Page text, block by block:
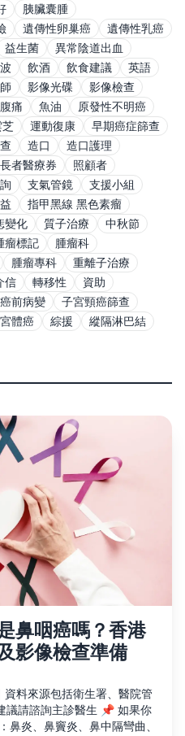
胰臟囊腫
遺傳性卵巢癌
遺傳性乳癌
益生菌
異常陰道出血
飲酒 飲食建議
英語
影像光碟
影像檢查
痛 魚油
原發性不明癌
芝 運動復康
早期癌症篩查
造口
造口護理
長者醫療券
照顧者
支氣管鏡
支援小組
指甲黑線 黑色素瘤
變化 質子治療
中秋節
瘤標記
腫瘤科
腫瘤專科
重離子治療
信 轉移性
資助
前病變
子宮頸癌篩查
體癌 綜援
縱隔淋巴結
鼻咽癌嗎？香港
影像檢查準備
料來源包括衛生署、醫院管
議請諮詢主診醫生 📌 如果你
鼻炎、鼻竇炎、鼻中隔彎曲、